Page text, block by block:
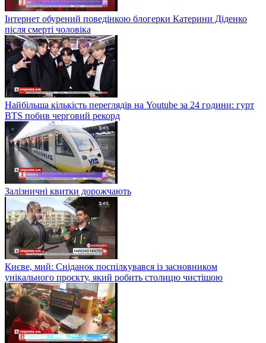
Інтернет обурений поведінкою блогерки Катерини Діденко
після смерті чоловіка
Найбільша кількість переглядів на Youtube за 24 години: гурт
BTS побив черговий рекорд
Залізничні квитки дорожчають
Києве, мий: Сніданок поспілкувався із засновником
унікального проєкту, який робить столицю чистішою